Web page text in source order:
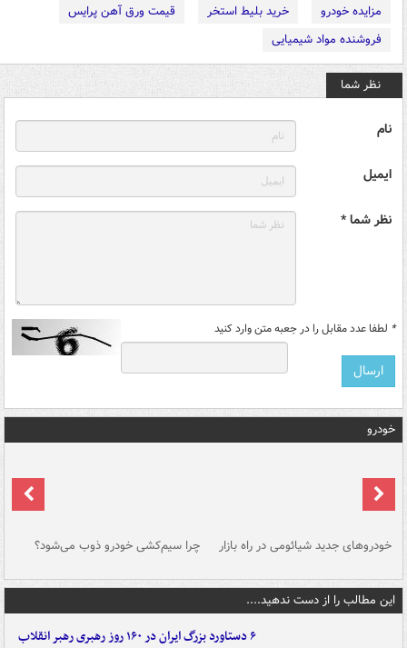
مزایده خودرو
خرید بلیط استخر
قیمت ورق آهن پرایس
فروشنده مواد شیمیایی
نظر شما
نام
ایمیل
نظر شما *
* لطفا عدد مقابل را در جعبه متن وارد کنید
خودرو
خودروهای جدید شیائومی در راه بازار چرا سیم‌کشی خودرو ذوب می‌شود؟
این مطالب را از دست ندهید....
۶ دستاورد بزرگ ایران در ۱۶۰ روز رهبری رهبر انقلاب